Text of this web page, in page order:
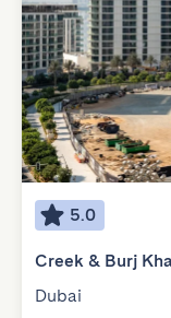
5.0
Creek & Burj
Dubai